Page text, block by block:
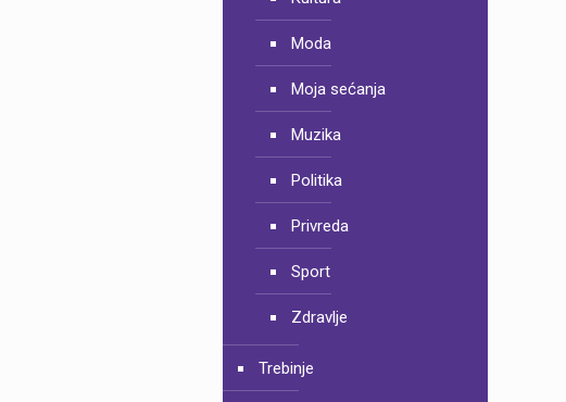
Moda
Moja sećanja
Muzika
Politika
Privreda
Sport
Zdravlje
Trebinje